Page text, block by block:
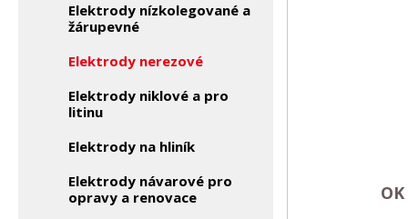
Elektrody nízkolegované a
žárupevné
Elektrody nerezové
Elektrody niklové a pro
litinu
Elektrody na hliník
Elektrody návarové pro
opravy a renovace